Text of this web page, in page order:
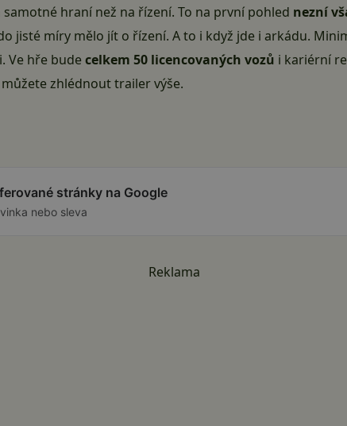
hraní než na řízení. To na první pohled nezní
jisté míry mělo jít o řízení. A to i když jde i arkádu.
Ve hře budecelkem 50 licencovaných vozů i kariérní
zhlédnout trailer výše.
stránky na Google
nebo sleva
Reklama